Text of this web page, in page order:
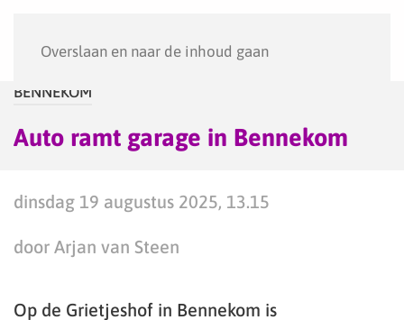
Overslaan en naar de inhoud gaan
BENNEKOM
Auto ramt garage in Bennekom
dinsdag 19 augustus 2025, 13.15
door Arjan van Steen
Op de Grietjeshof in Bennekom is